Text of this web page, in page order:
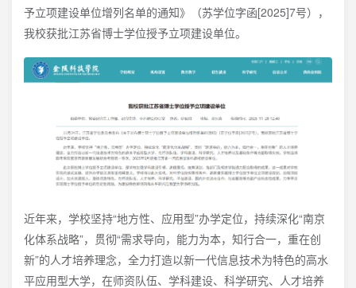
予立项建设单位增列名单的通知》（苏学位字函[2025]7号），
我校获批江苏省博士学位授予立项建设单位。
近年来，学校坚持“地方性、应用型”办学定位，持续深化“南京
化体系战略”，贯彻“需求导向，能力为本，知行合一，重在创
新”的人才培养理念，全力打造以新一代信息技术为特色的高水
平应用型大学，在师资队伍、学科建设、科学研究、人才培养